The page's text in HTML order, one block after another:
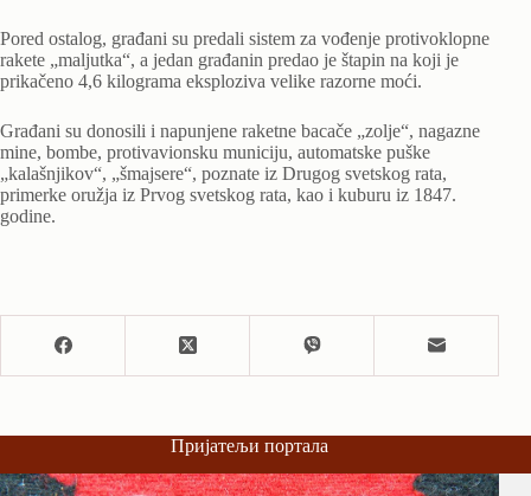
Pored ostalog, građani su predali sistem za vođenje protivoklopne
rakete „maljutka“, a jedan građanin predao je štapin na koji je
prikačeno 4,6 kilograma eksploziva velike razorne moći.
Građani su donosili i napunjene raketne bacače „zolje“, nagazne
mine, bombe, protivavionsku municiju, automatske puške
„kalašnjikov“, „šmajsere“, poznate iz Drugog svetskog rata,
primerke oružja iz Prvog svetskog rata, kao i kuburu iz 1847.
godine.
Пријатељи портала